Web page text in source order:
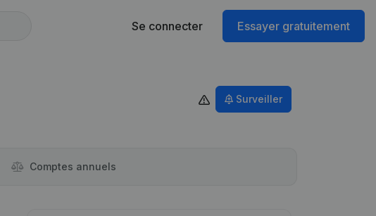
Se connecter Essayer gratuitement
Surveiller
Comptes annuels